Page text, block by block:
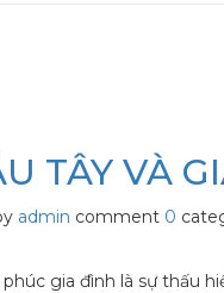
TÂY VÀ
admin comment 0
gia đình là sự thấu